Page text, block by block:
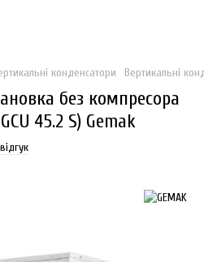
конденсатори Вертикальні
без компресора
45.2 S) Gemak